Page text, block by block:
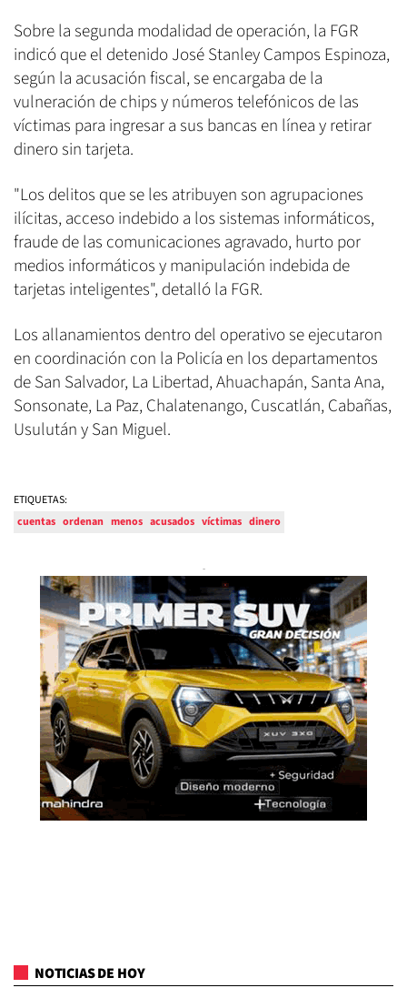
Sobre la segunda modalidad de operación, la FGR
indicó que el detenido José Stanley Campos Espinoza,
según la acusación fiscal, se encargaba de la
vulneración de chips y números telefónicos de las
víctimas para ingresar a sus bancas en línea y retirar
dinero sin tarjeta.
"Los delitos que se les atribuyen son agrupaciones
ilícitas, acceso indebido a los sistemas informáticos,
fraude de las comunicaciones agravado, hurto por
medios informáticos y manipulación indebida de
tarjetas inteligentes", detalló la FGR.
Los allanamientos dentro del operativo se ejecutaron
en coordinación con la Policía en los departamentos
de San Salvador, La Libertad, Ahuachapán, Santa Ana,
Sonsonate, La Paz, Chalatenango, Cuscatlán, Cabañas,
Usulután y San Miguel.
ETIQUETAS:
cuentas ordenan menos acusados víctimas dinero
NOTICIAS DE HOY